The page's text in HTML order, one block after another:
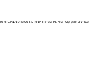
חוזק, קוטר אחיד, מראה ייחודי (ניתן להדפסה) ופונקציונליות